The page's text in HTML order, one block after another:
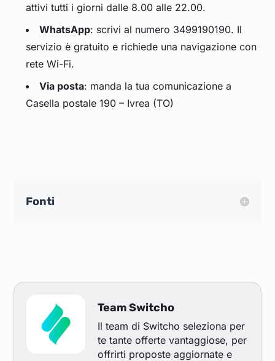
attivi tutti i giorni dalle 8.00 alle 22.00.
WhatsApp: scrivi al numero 3499190190. Il
servizio è gratuito e richiede una navigazione con
rete Wi-Fi.
Via posta: manda la tua comunicazione a
Casella postale 190 – Ivrea (TO)
Fonti
Team Switcho
Il team di Switcho seleziona per
te tante offerte vantaggiose, per
offrirti proposte aggiornate e